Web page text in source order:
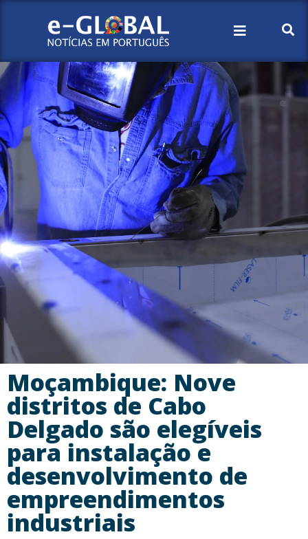
Moçambique: Nove
distritos de Cabo
Delgado são elegíveis
para instalação e
desenvolvimento de
empreendimentos
industriais